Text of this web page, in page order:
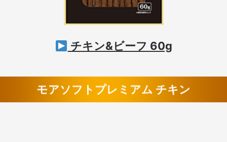
チキン&ビーフ 60g
モアソフトプレミアム チキン